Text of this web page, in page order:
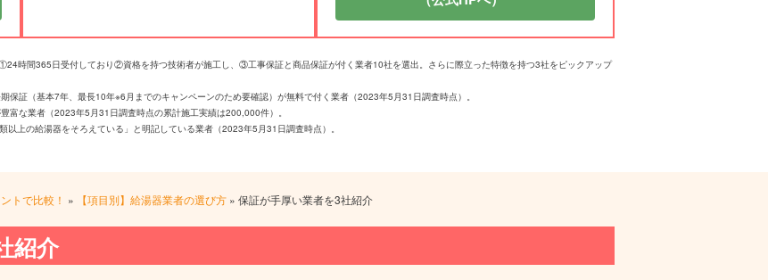
時間365日受付しており②資格を持つ技術者が施工し、③工事保証と商品保証が付く業者10社を選出。さらに際立った特徴を持つ3社をピックアップ
保証（基本7年、最長10年※6月までのキャンペーンのため要確認）が無料で付く業者（2023年5月31日調査時点）。
富な業者（2023年5月31日調査時点の累計施工実績は200,000件）。
上の給湯器をそろえている」と明記している業者（2023年5月31日調査時点）。
トで比較！ » 【項目別】給湯器業者の選び方 » 保証が手厚い業者を3社紹介
紹介